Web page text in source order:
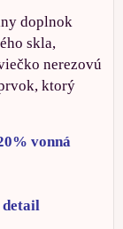
doplnok
skla,
nerezovú
ktorý
vonná
detail